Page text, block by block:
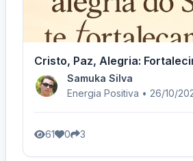
Cristo, Paz, Alegria:
Samuka Silva
Energia Positiva • 26/10/
61 0 3